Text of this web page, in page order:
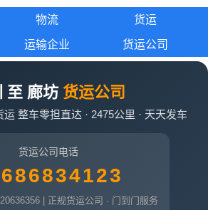
物流 货运
运输企业 货运公司
至 廊坊 货运公司
整车零担直达 · 2475公里 · 天天发车
货运公司电话
| 正规货运公司 · 门到门服务